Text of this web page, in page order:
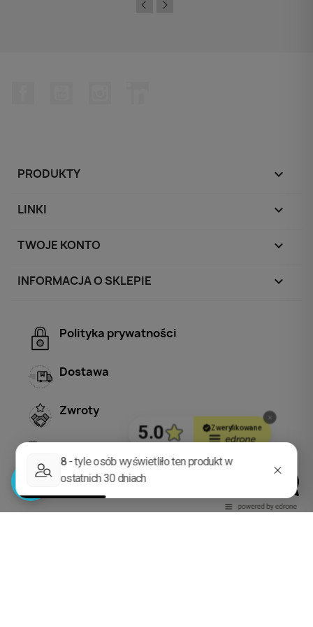
PRODUKTY 
LINKI 
TWOJE KONTO 
INFORMACJA O SKLEPIE keyboard_arrow_down
Polityka prywatności
Dostawa
Zwroty
© 2026 - INV MEDIA SP. ZO.O. Wszystkie prawa
zastrzeżone.